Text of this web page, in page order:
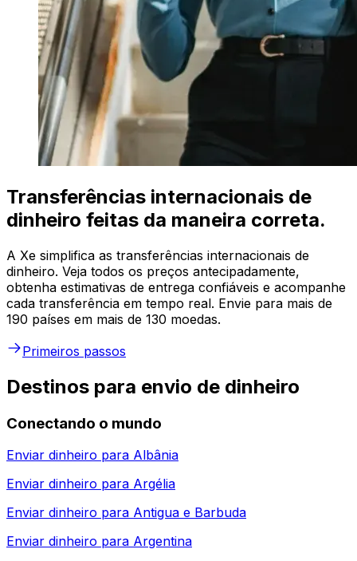
Transferências internacionais de
dinheiro feitas da maneira correta.
A Xe simplifica as transferências internacionais de
dinheiro. Veja todos os preços antecipadamente,
obtenha estimativas de entrega confiáveis e acompanhe
cada transferência em tempo real. Envie para mais de
190 países em mais de 130 moedas.
Primeiros passos
Destinos para envio de dinheiro
Conectando o mundo
Enviar dinheiro para Albânia
Enviar dinheiro para Argélia
Enviar dinheiro para Antigua e Barbuda
Enviar dinheiro para Argentina